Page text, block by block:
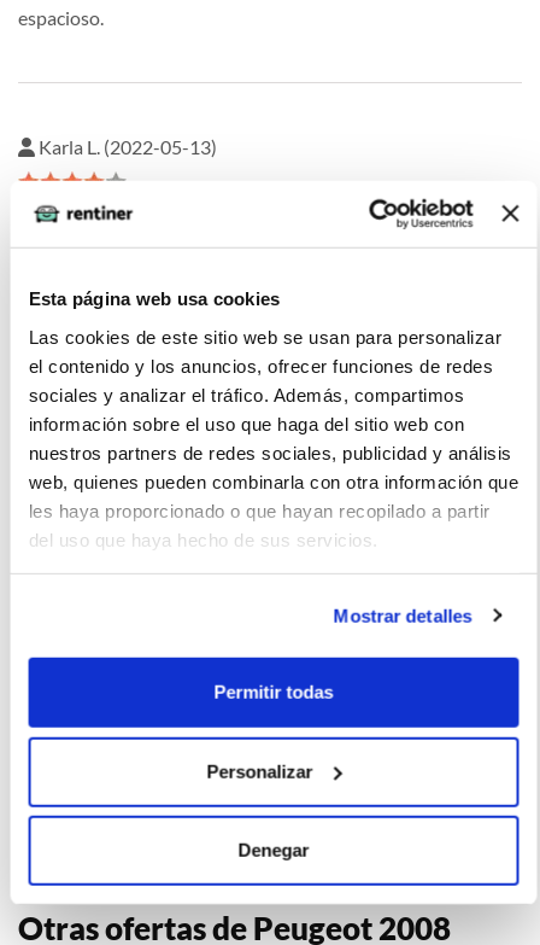
Esta página web usa cookies
Las cookies de este sitio web se usan para personalizar
el contenido y los anuncios, ofrecer funciones de redes
sociales y analizar el tráfico. Además, compartimos
información sobre el uso que haga del sitio web con
nuestros partners de redes sociales, publicidad y análisis
web, quienes pueden combinarla con otra información que
les haya proporcionado o que hayan recopilado a partir
del uso que haya hecho de sus servicios.
Mostrar detalles
Permitir todas
Personalizar
Denegar
espacioso.
Karla L. (2022-05-13)
Coche con un modelo con un diseño moderno y atractivo
Federico García (2022-02-07)
Ofrece una excelente manejabilidad y estabilidad, es un
vehículo confiable y seguro.
ofertado. Los datos y la información publicada ha sido
obtenida de la empresa ofertante del renting y tiene solo
efectos informativos no contractuales.
Número de oferta:AYV-AYV-18245 4m-5m Última
actualización: 2025-05-19
Otras ofertas de Peugeot 2008